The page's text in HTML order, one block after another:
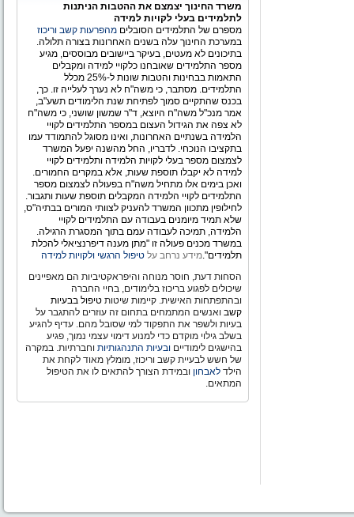
משרד החינוך יצמצם את ההטבות הניתנות
לתלמידים בעלי לקויות למידה
מספרם של התלמידים הסובלים מהפרעות קשב וריכוז
במערכת החינוך עלה בשנים האחרונות בצורה תלולה.
בתיכונים לא מעטים, בעיקר ביישובים מבוססים, מגיע
מספר התלמידים שאובחנו כלקויי למידה ומקבלים
התאמות בבחינות והטבות שונות ל-25% מכלל
התלמידים. מסתבר, כי משה"ח לא נערך לעלייה זו. כך,
בכנס שהתקיים סמוך לפתיחת שנת הלימודים תשע"ב,
אמר מנכ"ל משה"ח היוצא, ד"ר שמשון שושני, כי משה"ח
לא צפה את הגידול העצום במספר התלמידים לקויי
הלמידה בשנתיים האחרונות, ואינו מסוגל להתמודד עמו
בתקציבו הנוכחי. לדבריו, החל מהשנה יפעל המשרד
לצמצום מספר בעלי לקויות הלמידה ותלמידים לקויי
למידה לא יקבלו תוספת שעות, אלא במקרים החמורים.
ואכן בימים אלו מתחיל משה"ח בפעולה לצמצום מספר
התלמידים לקויי הלמידה המקבלים תוספת שעות ותגבור.
לחילופין מתכוון המשרד להעניק לצוותי המורים בבתיה"ס,
שלא תמיד מיומנים בעבודה עם התלמידים לקויי
הלמידה, תמיכה לעבודה עמם בתוך המסגרת הרגילה.
במשרד מכנים פעולה זו "מתן מענה דיפרנציאלי להכלת
תלמידים".מידע נרחב על טיפול הרגשי ולקויות למידה
הסחות דעת, חוסר מנוחה והיפראקטיביות הם מאפיינים
שיכולים לפגוע בריכוז בלימודים, בחיי החברה
ובהתפתחות האישית. קיימות שיטות טיפול בבעיות
קשב ואנשים המתמחים בתחום זה עוזרים להתגבר על
בעיות ולשפר את התפקוד למי שסובל מהם. עדיף להגיע
בשלב גילוי מוקדם כדי למנוע דימוי עצמי נמוך, פגיע
בהישגים לימודיים ובעיות התנהגותיות וחברתיות. במקרה
של חשש לבעיית קשב וריכוז, מומלץ מאוד לקחת את
הילד לאבחון ובמידת הצורך להתאים לו את הטיפול
המתאים.